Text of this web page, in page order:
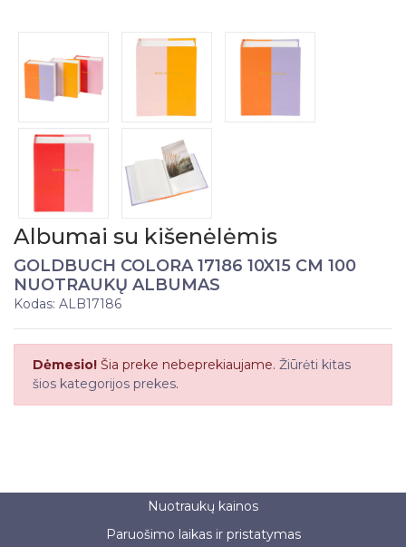
Albumai su kišenėlėmis
GOLDBUCH COLORA 17186 10X15 CM 100
NUOTRAUKŲ ALBUMAS
Kodas: ALB17186
Dėmesio! Šia preke nebeprekiaujame. Žiūrėti kitas
šios kategorijos prekes.
Nuotraukų kainos
Paruošimo laikas ir pristatymas